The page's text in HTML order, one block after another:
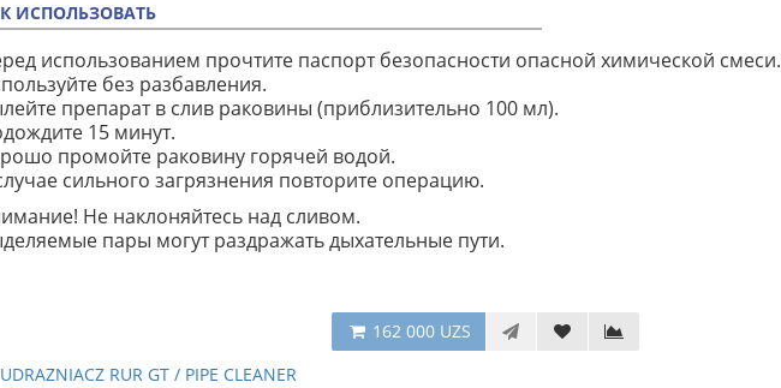
ИСПОЛЬЗОВАТЬ
использованием прочтите паспорт безопасности опасной химической смеси.
без разбавления.
препарат в слив раковины (приблизительно 100 мл).
15 минут.
промойте раковину горячей водой.
сильного загрязнения повторите операцию.
Не наклоняйтесь над сливом.
пары могут раздражать дыхательные пути.
162 000 UZS
UDRAZNIACZ RUR GT / PIPE CLEANER